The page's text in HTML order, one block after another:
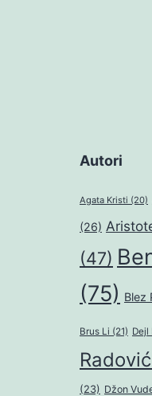
Autori
Agata Kristi (20)
(26)
(47)
(75) Blez
Brus Li (21) Dejl
Radović
(23) Džon